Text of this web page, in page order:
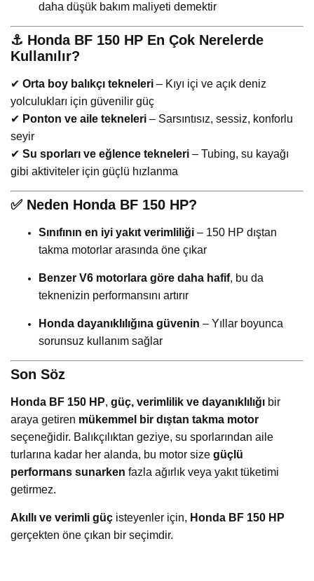
daha düşük bakım maliyeti demektir
⚓ Honda BF 150 HP En Çok Nerelerde
Kullanılır?
✔ Orta boy balıkçı tekneleri – Kıyı içi ve açık deniz
yolculukları için güvenilir güç
✔ Ponton ve aile tekneleri – Sarsıntısız, sessiz, konforlu
seyir
✔ Su sporları ve eğlence tekneleri – Tubing, su kayağı
gibi aktiviteler için güçlü hızlanma
✅ Neden Honda BF 150 HP?
Sınıfının en iyi yakıt verimliliği – 150 HP dıştan
takma motorlar arasında öne çıkar
Benzer V6 motorlara göre daha hafif, bu da
teknenizin performansını artırır
Honda dayanıklılığına güvenin – Yıllar boyunca
sorunsuz kullanım sağlar
Son Söz
Honda BF 150 HP, güç, verimlilik ve dayanıklılığı bir
araya getiren mükemmel bir dıştan takma motor
seçeneğidir. Balıkçılıktan geziye, su sporlarından aile
turlarına kadar her alanda, bu motor size güçlü
performans sunarken fazla ağırlık veya yakıt tüketimi
getirmez.
Akıllı ve verimli güç isteyenler için, Honda BF 150 HP
gerçekten öne çıkan bir seçimdir.